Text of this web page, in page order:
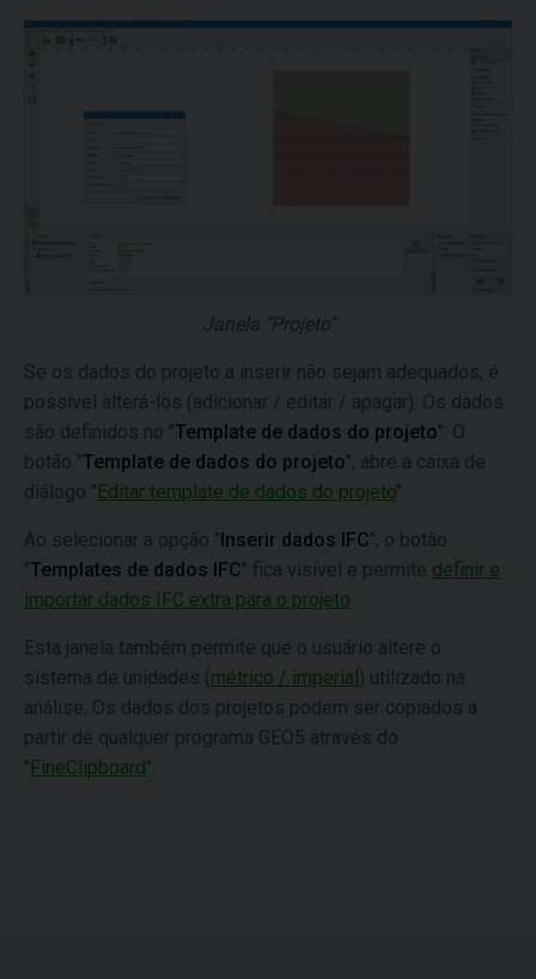
Janela "Projeto"
Se os dados do projeto a inserir não sejam adequados, é
possível alterá-los (adicionar / editar / apagar). Os dados
são definidos no "Template de dados do projeto". O
botão "Template de dados do projeto", abre a caixa de
diálogo " Editar template de dados do projeto".
Ao selecionar a opção " Inserir dados IFC", o botão
"Templates de dados IFC" fica visível e permite definir e
importar dados IFC extra para o projeto
Esta janela também permite que o usuário altere o
sistema de unidades ( métrico / imperial ) utilizado na
análise. Os dados dos projetos podem ser copiados a
partir de qualquer programa GEO5 através do
" FineClipboard".